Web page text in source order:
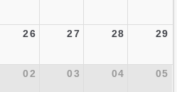
26 27 28 29
02 03 04 05